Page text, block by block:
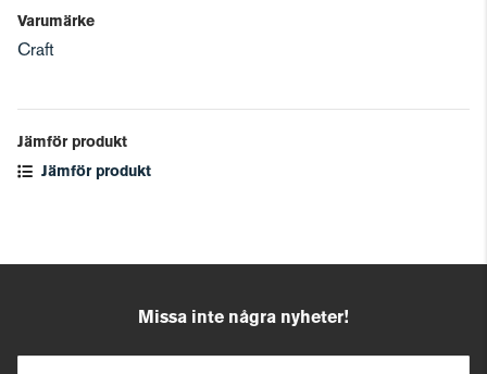
Varumärke
Craft
Jämför produkt
Jämför produkt
Missa inte några nyheter!